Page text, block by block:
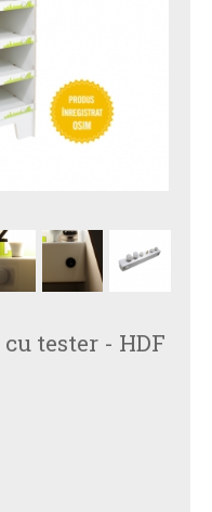
tester - HDF